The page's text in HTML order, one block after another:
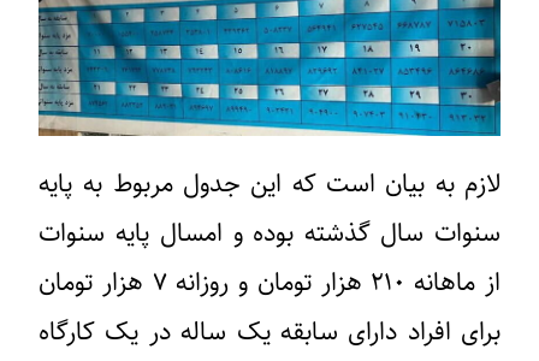
لازم به بیان است که این جدول مربوط به پایه
سنوات سال گذشته بوده و امسال پایه سنوات
از ماهانه ۲۱۰ هزار تومان و روزانه ۷ هزار تومان
برای افراد دارای سابقه یک ساله در یک کارگاه